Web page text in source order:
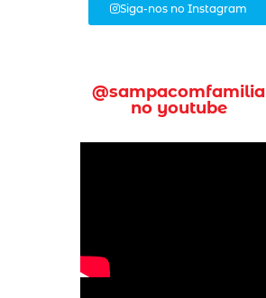
Siga-nos no Instagram
@sampacomfamilia
no youtube